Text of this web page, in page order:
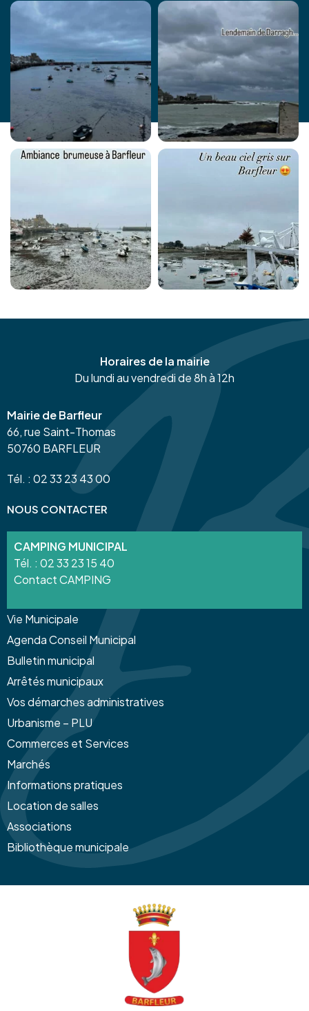
Horaires de la mairie
Du lundi au vendredi de 8h à 12h
Mairie de Barfleur
66, rue Saint-Thomas
50760 BARFLEUR
Tél. : 02 33 23 43 00
NOUS CONTACTER
CAMPING MUNICIPAL
Tél. : 02 33 23 15 40
Contact CAMPING
Vie Municipale
Agenda Conseil Municipal
Bulletin municipal
Arrêtés municipaux
Vos démarches administratives
Urbanisme – PLU
Commerces et Services
Marchés
Informations pratiques
Location de salles
Associations
Bibliothèque municipale